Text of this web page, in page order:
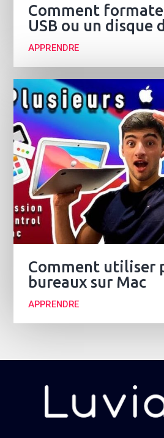
Comment
USB ou un disque
APPRENDRE
Comment utiliser
bureaux sur Mac
APPRENDRE